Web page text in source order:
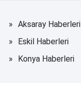
Aksaray Haberleri
Eskil Haberleri
Konya Haberleri